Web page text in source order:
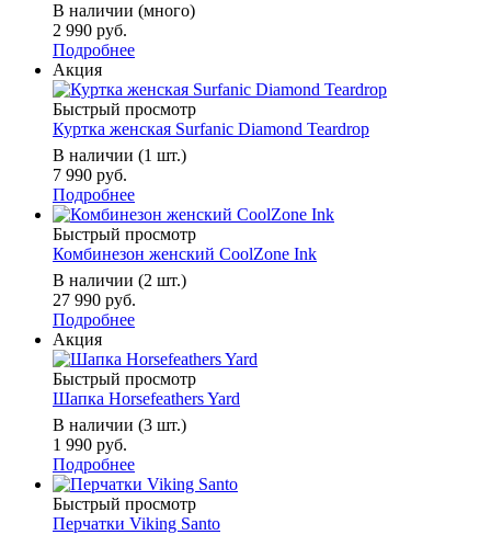
В наличии (много)
2 990 руб.
Подробнее
Акция
Быстрый просмотр
Куртка женская Surfanic Diamond Teardrop
В наличии (1 шт.)
7 990 руб.
Подробнее
Быстрый просмотр
Комбинезон женский CoolZone Ink
В наличии (2 шт.)
27 990 руб.
Подробнее
Акция
Быстрый просмотр
Шапка Horsefeathers Yard
В наличии (3 шт.)
1 990 руб.
Подробнее
Быстрый просмотр
Перчатки Viking Santo